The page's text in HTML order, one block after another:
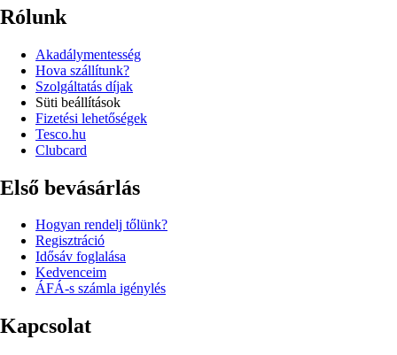
Rólunk
Akadálymentesség
Hova szállítunk?
Szolgáltatás díjak
Süti beállítások
Fizetési lehetőségek
Tesco.hu
Clubcard
Első bevásárlás
Hogyan rendelj tőlünk?
Regisztráció
Idősáv foglalása
Kedvenceim
ÁFÁ-s számla igénylés
Kapcsolat